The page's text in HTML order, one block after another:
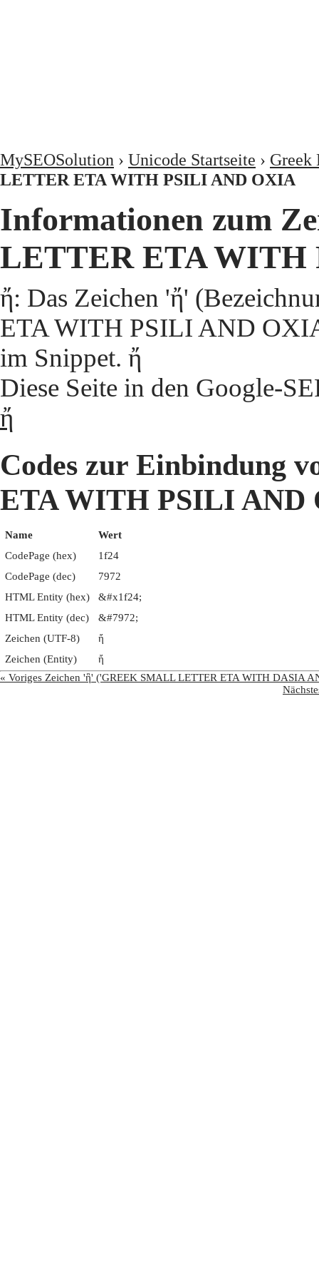
MySEOSolution › Unicode Startseite › Greek
LETTER ETA WITH PSILI AND OXIA
Informationen zum
LETTER ETA
ἤ: Das Zeichen 'ἤ'
ETA WITH PSILI AND
im Snippet. ἤ
Diese Seite in den Google-
ἤ
Codes zur Einbindung
ETA WITH PSILI AND
Name
Wert
CodePage (hex)
1f24
CodePage (dec)
7972
HTML Entity (hex)
&#x1f24;
HTML Entity (dec)
&#7972;
Zeichen (UTF-8)
ἤ
Zeichen (Entity)
ἤ
« Voriges Zeichen 'ἣ' ('GREEK SMALL LETTER ETA WITH DASIA